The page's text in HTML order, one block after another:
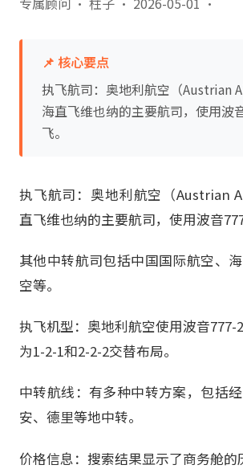
📌 核心要点
执飞航司：奥地利航空（Austrian
海直飞维也纳的主要航司，使用波
飞。
执飞航司：奥地利航空（Austrian
直飞维也纳的主要航司，使用波音
其他中转航司包括中国国际航空、
空等。
执飞机型：奥地利航空使用波音777-
为1-2-1和2-2-2交替布局。
中转航线：有多种中转方案，包括
安、德里等地中转。
价格信息：搜索结果显示了商务舱的